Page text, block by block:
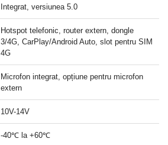
Integrat, versiunea 5.0
Hotspot telefonic, router extern, dongle
3/4G, CarPlay/Android Auto, slot pentru SIM
4G
Microfon integrat, opțiune pentru microfon
extern
10V-14V
-40℃ la +60℃